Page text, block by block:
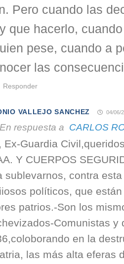
Pero cuando las
que hacerlo,
pese, cuando a
las
Responder
VALLEJO SANCHEZ 04/06/
respuesta a CARLOS
Ex-Guardia
Y CUERPOS
sublevarnos, contra
políticos, que
patrios.-Son los
Comunistas y
en la
las más alta eferas